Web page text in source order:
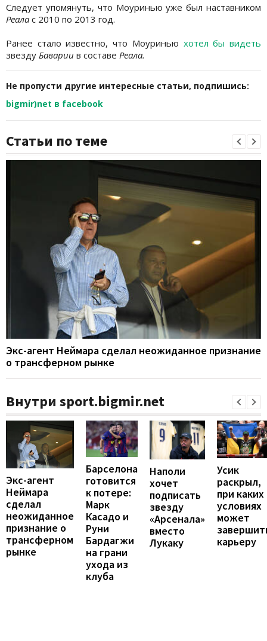
Следует упомянуть, что Моуринью уже был наставником
Реала с 2010 по 2013 год.
Ранее стало известно, что Моуринью хотел бы видеть
звезду Баварии в составе Реала.
Не пропусти другие интересные статьи, подпишись:
bigmir)net в facebook
Статьи по теме
Экс-агент Неймара сделал неожиданное признание
о трансферном рынке
Внутри sport.bigmir.net
Экс-агент
Неймара
сделал
неожиданное
признание о
трансферном
рынке
Барселона
готовится
к потере:
Марк
Касадо и
Руни
Бардагжи
на грани
ухода из
клуба
Наполи
хочет
подписать
звезду
«Арсенала»
вместо
Лукаку
Усик
раскрыл,
при каких
условиях
может
карьеру